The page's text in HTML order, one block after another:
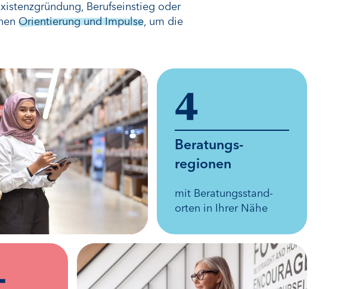
Berufseinstieg oder
Orientierung und Impulse, um die
4
Beratungs­
regionen
mit Beratungs­stand­
orten in Ihrer Nähe